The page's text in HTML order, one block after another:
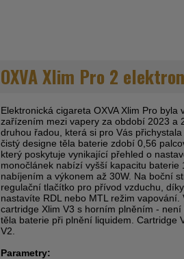
OXVA Xlim Pro 2
Elektronická cigareta OXVA Xlim Pro
zařízením mezi vapery za období 2023 a
druhou řadou, která si pro Vás
čistý designe těla baterie zdobí 0,56
který poskytuje vynikající přehled o
monočlánek nabízí vyšší kapacitu baterie
nabíjením a výkonem až 30W. Na boční
regulační tlačítko pro přívod vzduchu,
nastavíte RDL nebo MTL režim
cartridge Xlim V3 s horním plněním -
těla baterie při plnění liquidem. Cartridge
V2.
Parametry: